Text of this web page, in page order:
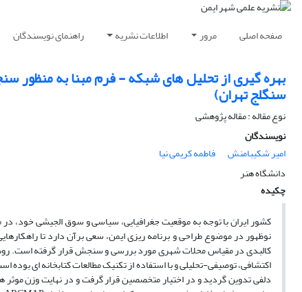
صفحه اصلی مرور اطلاعات نشریه راهنمای نویسندگان
بهره گیری از تحلیل های شبکه - فرم مبنا به منظور
سنگلج تهران)
نوع مقاله : مقاله پژوهشی
نویسندگان
امیر شکیبامنش
فاطمه کریمی نیا
دانشگاه هنر
چکیده
کشور ایران با توجه به موقعیت جغرافیایی، سیاسی و سوق الجیشی خود،
نوظهور در موضوع طراحی و برنامه ریزی ایمن، سعی برآن دارد تا
کالبدی در مقیاس محلات شهری مورد بررسی و سنجش قرار گرفته است.
اکتشافی، توصیفی-تحلیلی و با استفاده از تکنیک مطالعات کتابخانه ای
دلفی تدوین گردید و در اختیار متخصصین قرار گرفت و در نهایت وزن